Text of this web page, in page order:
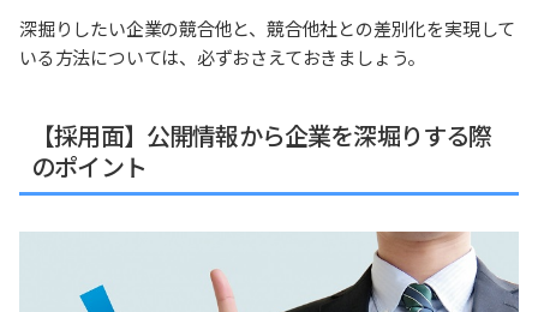
深掘りしたい企業の競合他と、競合他社との差別化を実現して
いる方法については、必ずおさえておきましょう。
【採用面】公開情報から企業を深堀りする際
のポイント